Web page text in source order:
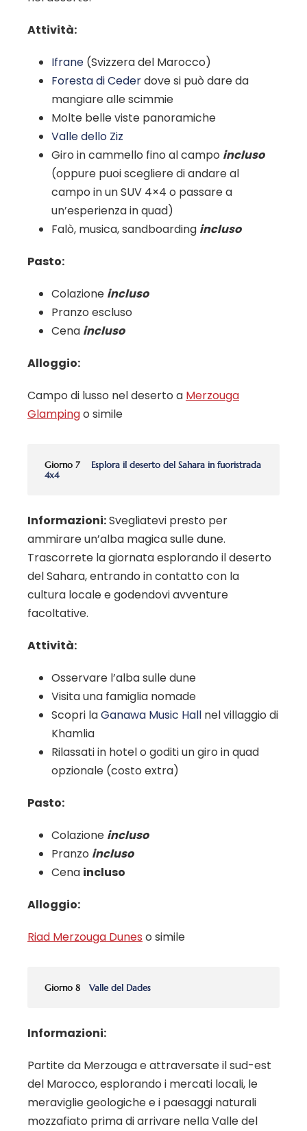
Attività:
Ifrane (Svizzera del Marocco)
Foresta di Cederdove si può dare da
mangiare alle scimmie
Molte belle viste panoramiche
Valle dello Ziz
Giro in cammello fino al campo incluso
(oppure puoi scegliere di andare al
campo in un SUV 4×4 o passare a
un’esperienza in quad)
Falò, musica, sandboarding incluso
Pasto:
Colazione incluso
Pranzo escluso
Cena incluso
Alloggio:
Campo di lusso nel deserto a Merzouga
Glampingo simile
Giorno 7
Esplora il deserto del Sahara in fuoristrada
4x4
Informazioni:Svegliatevi presto per
ammirare un’alba magica sulle dune.
Trascorrete la giornata esplorando il deserto
del Sahara, entrando in contatto con la
cultura locale e godendovi avventure
facoltative.
Attività:
Osservare l’alba sulle dune
Visita una famiglia nomade
Scopri laGanawa Music Hall nel villaggio di
Khamlia
Rilassati in hotel o goditi un giro in quad
opzionale (costo extra)
Pasto:
Colazione incluso
Pranzo incluso
Cena incluso
Alloggio:
Riad Merzouga Dunes o simile
Giorno 8 Valle del Dades
Informazioni:
Partite da Merzouga e attraversate il sud-est
del Marocco, esplorando i mercati locali, le
meraviglie geologiche e i paesaggi naturali
mozzafiato prima di arrivare nella Valle del